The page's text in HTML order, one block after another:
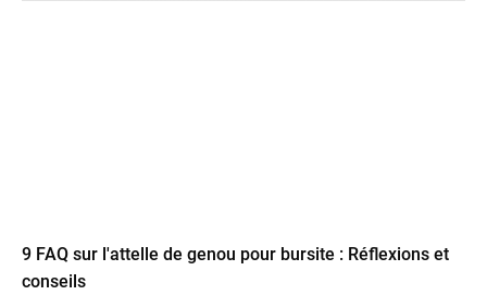
9 FAQ sur l'attelle de genou pour bursite : Réflexions et
conseils